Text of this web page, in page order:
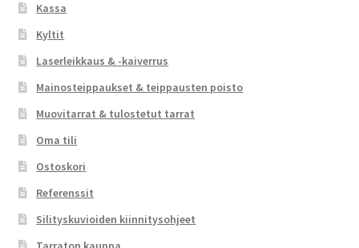
Kassa
Kyltit
Laserleikkaus & -kaiverrus
Mainosteippaukset & teippausten poisto
Muovitarrat & tulostetut tarrat
Oma tili
Ostoskori
Referenssit
Silityskuvioiden kiinnitysohjeet